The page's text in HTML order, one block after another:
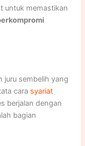
untuk memastikan
juru sembelih yang
cara syariat
berjalan dengan
bagian